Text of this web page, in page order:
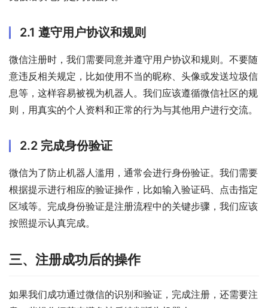
2.1 遵守用户协议和规则
微信注册时，我们需要同意并遵守用户协议和规则。不要随
意违反相关规定，比如使用不当的昵称、头像或发送垃圾信
息等，这样容易被视为机器人。我们应该遵循微信社区的规
则，用真实的个人资料和正常的行为与其他用户进行交流。
2.2 完成身份验证
微信为了防止机器人滥用，通常会进行身份验证。我们需要
根据提示进行相应的验证操作，比如输入验证码、点击指定
区域等。完成身份验证是注册流程中的关键步骤，我们应该
按照提示认真完成。
三、注册成功后的操作
如果我们成功通过微信的识别和验证，完成注册，还需要注